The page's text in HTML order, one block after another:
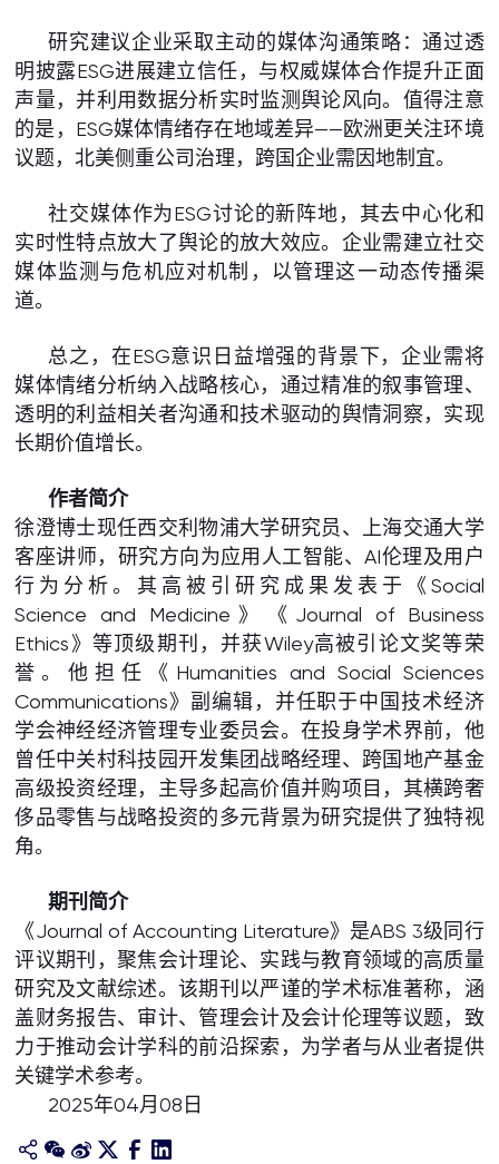
研究建议企业采取主动的媒体沟通策略：通过透
明披露ESG进展建立信任，与权威媒体合作提升正面
声量，并利用数据分析实时监测舆论风向。值得注意
的是，ESG媒体情绪存在地域差异——欧洲更关注环境
议题，北美侧重公司治理，跨国企业需因地制宜。
社交媒体作为ESG讨论的新阵地，其去中心化和
实时性特点放大了舆论的放大效应。企业需建立社交
媒体监测与危机应对机制，以管理这一动态传播渠
道。
总之，在ESG意识日益增强的背景下，企业需将
媒体情绪分析纳入战略核心，通过精准的叙事管理、
透明的利益相关者沟通和技术驱动的舆情洞察，实现
长期价值增长。
作者简介
徐澄博士现任西交利物浦大学研究员、上海交通大学
客座讲师，研究方向为应用人工智能、AI伦理及用户
行为分析。其高被引研究成果发表于《Social
Science and Medicine》《Journal of Business
Ethics》等顶级期刊，并获Wiley高被引论文奖等荣
誉。他担任《Humanities and Social Sciences
Communications》副编辑，并任职于中国技术经济
学会神经经济管理专业委员会。在投身学术界前，他
曾任中关村科技园开发集团战略经理、跨国地产基金
高级投资经理，主导多起高价值并购项目，其横跨奢
侈品零售与战略投资的多元背景为研究提供了独特视
角。
期刊简介
《Journal of Accounting Literature》是ABS 3级同行
评议期刊，聚焦会计理论、实践与教育领域的高质量
研究及文献综述。该期刊以严谨的学术标准著称，涵
盖财务报告、审计、管理会计及会计伦理等议题，致
力于推动会计学科的前沿探索，为学者与从业者提供
关键学术参考。
2025年04月08日